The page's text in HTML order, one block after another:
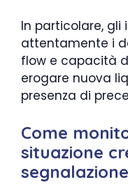
In particolare,
attentamente i
flow e capacità
erogare nuova
presenza di
Come
situazione